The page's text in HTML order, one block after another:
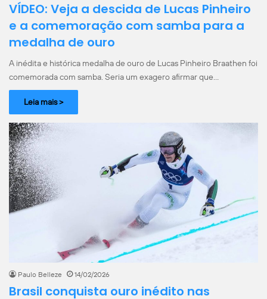
VÍDEO: Veja a descida de Lucas Pinheiro
e a comemoração com samba para a
medalha de ouro
A inédita e histórica medalha de ouro de Lucas Pinheiro Braathen foi
comemorada com samba. Seria um exagero afirmar que…
Leia mais >
Paulo Belleze 14/02/2026
Brasil conquista ouro inédito nas